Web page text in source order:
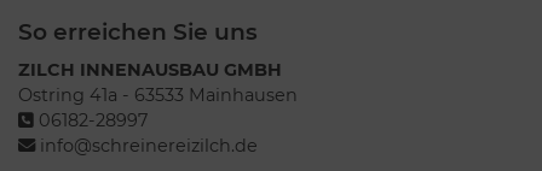
So erreichen Sie uns
ZILCH INNENAUSBAU GMBH
Ostring 41a - 63533 Mainhausen
06182-28997
info@schreinereizilch.de